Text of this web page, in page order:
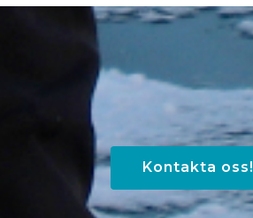
Kontakta oss!